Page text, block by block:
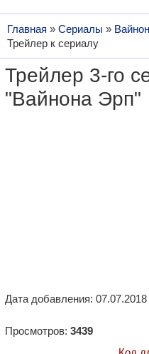
Главная » Сериалы »
Трейлер к сериалу
Трейлер 3-го
"Вайнона Эрп"
Дата добавления: 07.07.2018
Просмотров: 3439